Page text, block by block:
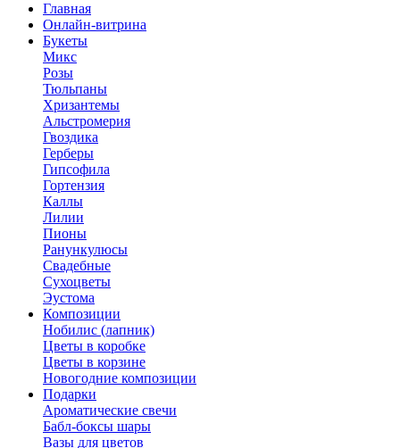
Главная
Онлайн-витрина
Букеты
Микс
Розы
Тюльпаны
Хризантемы
Альстромерия
Гвоздика
Герберы
Гипсофила
Гортензия
Каллы
Лилии
Пионы
Ранункулюсы
Свадебные
Сухоцветы
Эустома
Композиции
Нобилис (лапник)
Цветы в коробке
Цветы в корзине
Новогодние композиции
Подарки
Ароматические свечи
Бабл-боксы шары
Вазы для цветов